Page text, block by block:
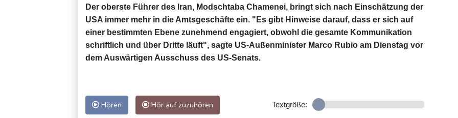
Der oberste Führer des Iran, Modschtaba Chamenei, bringt sich nach Einschätzung der
USA immer mehr in die Amtsgeschäfte ein. "Es gibt Hinweise darauf, dass er sich auf
einer bestimmten Ebene zunehmend engagiert, obwohl die gesamte Kommunikation
schriftlich und über Dritte läuft", sagte US-Außenminister Marco Rubio am Dienstag vor
dem Auswärtigen Ausschuss des US-Senats.
Hören Hör auf zuzuhören Textgröße: